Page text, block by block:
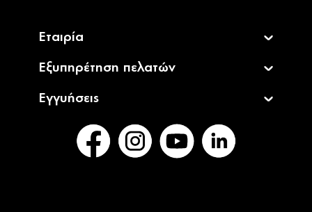
Εταιρία
Εξυπηρέτηση πελατών
Εγγυήσεις